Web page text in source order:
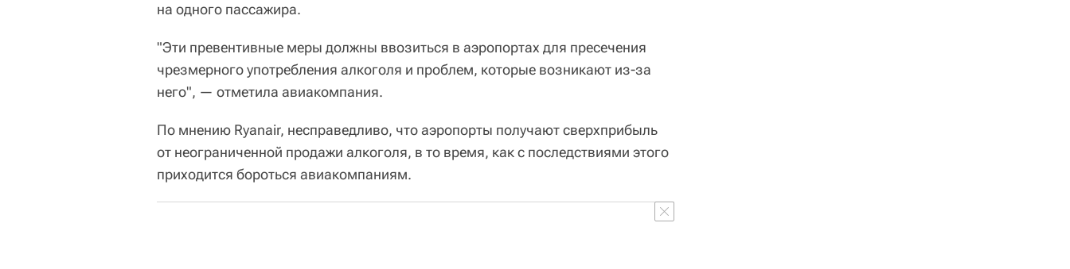
на одного пассажира.
"Эти превентивные меры должны ввозиться в аэропортах для пресечения
чрезмерного употребления алкоголя и проблем, которые возникают из-за
него", — отметила авиакомпания.
По мнению Ryanair, несправедливо, что аэропорты получают сверхприбыль
от неограниченной продажи алкоголя, в то время, как с последствиями этого
приходится бороться авиакомпаниям.